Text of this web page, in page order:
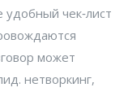
чек‑лист
может
нетворкинг,